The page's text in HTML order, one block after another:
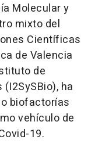
Molecular y
mixto del
Científicas
de Valencia
de
ha
biofactorías
vehículo de
19.